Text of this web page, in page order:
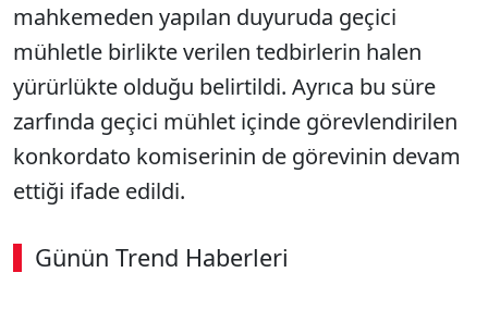
mahkemeden yapılan duyuruda geçici
mühletle birlikte verilen tedbirlerin halen
yürürlükte olduğu belirtildi. Ayrıca bu süre
zarfında geçici mühlet içinde görevlendirilen
konkordato komiserinin de görevinin devam
ettiği ifade edildi.
Günün Trend Haberleri